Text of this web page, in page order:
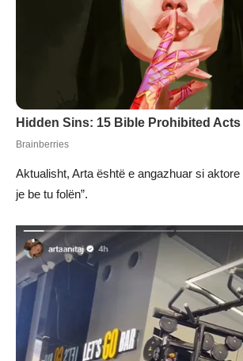
Aktualisht, Arta është e angazhuar si aktore
je be tu folën”.